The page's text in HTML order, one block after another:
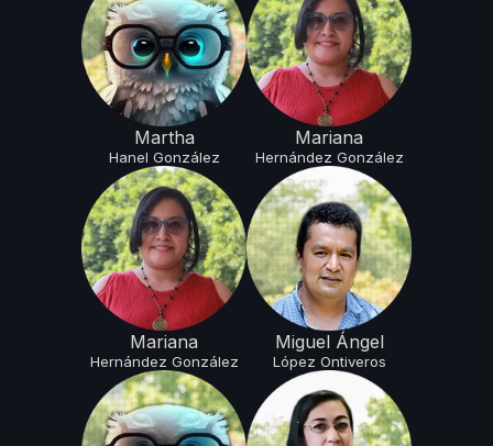
Martha
Hanel González
Mariana
Hernández González
Mariana
Hernández González
Miguel Ángel
López Ontiveros